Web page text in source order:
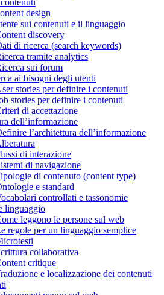
design
sui contenuti e il linguaggio
discovery
di ricerca (search keywords)
tramite analytics
sui forum
ai bisogni degli utenti
stories per definire i contenuti
stories per definire i contenuti
di accettazione
dell’informazione
l’architettura dell’informazione
di interazione
di navigazione
di contenuto (content type)
e standard
controllati e tassonomie
linguaggio
leggono le persone sul web
regole per un linguaggio semplice
collaborativa
critique
e localizzazione dei contenuti